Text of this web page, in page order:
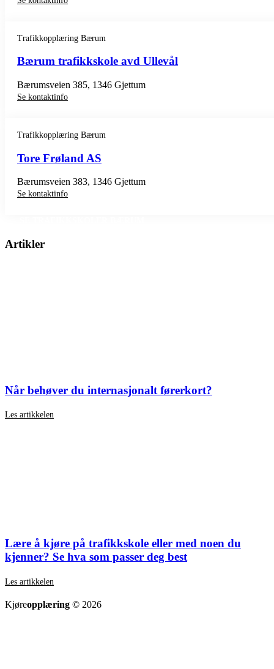
Trafikkopplæring Bærum
Bærum trafikkskole avd Ullevål
Bærumsveien 385, 1346 Gjettum
Se kontaktinfo
Trafikkopplæring Bærum
Tore Frøland AS
Bærumsveien 383, 1346 Gjettum
Se kontaktinfo
Artikler
Når behøver du internasjonalt førerkort?
Les artikkelen
Lære å kjøre på trafikkskole eller med noen du
kjenner? Se hva som passer deg best
Les artikkelen
Kjøreopplæring © 2026